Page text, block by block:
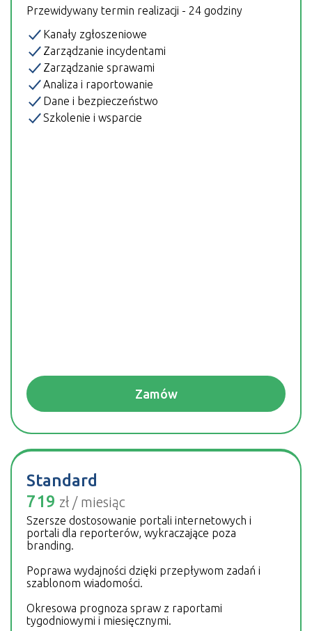
Przewidywany termin realizacji - 24 godziny
Kanały zgłoszeniowe
Zarządzanie incydentami
Zarządzanie sprawami
Analiza i raportowanie
Dane i bezpieczeństwo
Szkolenie i wsparcie
Zamów
Standard
719 zł‎ / miesiąc
Szersze dostosowanie portali internetowych i
portali dla reporterów, wykraczające poza
branding.
Poprawa wydajności dzięki przepływom zadań i
szablonom wiadomości.
Okresowa prognoza spraw z raportami
tygodniowymi i miesięcznymi.